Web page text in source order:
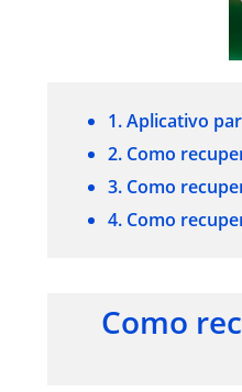
1. Aplicativo
2. Como
3. Como
4. Como
Como